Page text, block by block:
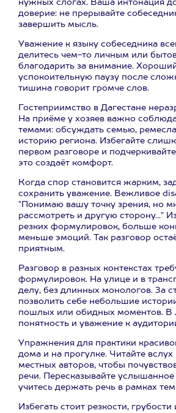
нужных слогах. Ваша интонация
доверие: не прерывайте
завершить мысль.
Уважение к языку собеседника
делитесь чем-то личным или
благодарить за внимание.
успокоительную паузу после
тишина говорит громче слов.
Гостеприимство в Дагестане
На приёме у хозяев важно
темами: обсуждать семью,
историю региона. Избегайте
первом разговоре и
это создаёт комфорт.
Когда спор становится жарким,
сохранить уважение. Вежливое
"Понимаю вашу точку зрения, но
рассмотреть и другую сторону..."
резких формулировок, больше
меньше эмоций. Так разговор
приятным.
Разговор в разных контекстах
формулировок. На улице и в
делу, без длинных монологов. За
позволить себе небольшие
пошлых или обидных моментов. В
понятность и уважение к
Упражнения для практики
дома и на прогулке. Читайте
местных авторов, чтобы
речи. Пересказывайте
учитесь держать речь в рамках
Избегать стоит резкости,